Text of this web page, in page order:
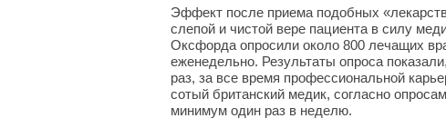
Эффект после приема подобных
слепой и чистой вере пациента в силу
Оксфорда опросили около 800 лечащих
еженедельно. Результаты опроса
раз, за все время профессиональной
сотый британский медик, согласно
минимум один раз в неделю.